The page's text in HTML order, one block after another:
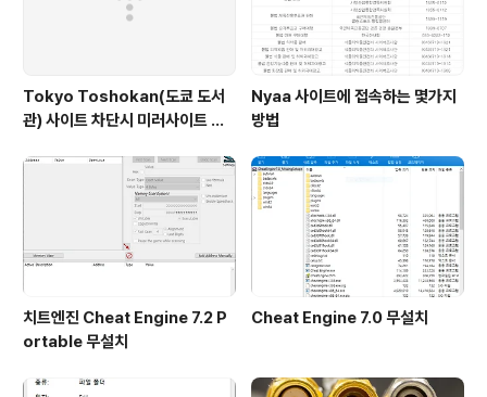
Tokyo Toshokan(도쿄 도서
관) 사이트 차단시 미러사이트 접
Nyaa 사이트에 접속하는 몇가지
방법
치트엔진 Cheat Engine 7.2 P
ortable 무설치
Cheat Engine 7.0 무설치